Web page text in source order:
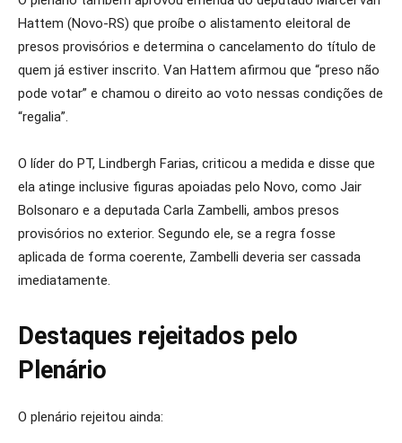
Hattem (Novo-RS) que proíbe o alistamento eleitoral de
presos provisórios e determina o cancelamento do título de
quem já estiver inscrito. Van Hattem afirmou que “preso não
pode votar” e chamou o direito ao voto nessas condições de
“regalia”.
O líder do PT, Lindbergh Farias, criticou a medida e disse que
ela atinge inclusive figuras apoiadas pelo Novo, como Jair
Bolsonaro e a deputada Carla Zambelli, ambos presos
provisórios no exterior. Segundo ele, se a regra fosse
aplicada de forma coerente, Zambelli deveria ser cassada
imediatamente.
Destaques rejeitados pelo
Plenário
O plenário rejeitou ainda: